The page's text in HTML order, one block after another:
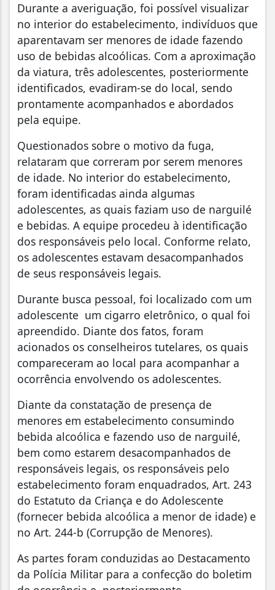
Durante a averiguação, foi possível visualizar
no interior do estabelecimento, indivíduos que
aparentavam ser menores de idade fazendo
uso de bebidas alcoólicas. Com a aproximação
da viatura, três adolescentes, posteriormente
identificados, evadiram-se do local, sendo
prontamente acompanhados e abordados
pela equipe.
Questionados sobre o motivo da fuga,
relataram que correram por serem menores
de idade. No interior do estabelecimento,
foram identificadas ainda algumas
adolescentes, as quais faziam uso de narguilé
e bebidas. A equipe procedeu à identificação
dos responsáveis pelo local. Conforme relato,
os adolescentes estavam desacompanhados
de seus responsáveis legais.
Durante busca pessoal, foi localizado com um
adolescente um cigarro eletrônico, o qual foi
apreendido. Diante dos fatos, foram
acionados os conselheiros tutelares, os quais
compareceram ao local para acompanhar a
ocorrência envolvendo os adolescentes.
Diante da constatação de presença de
menores em estabelecimento consumindo
bebida alcoólica e fazendo uso de narguilé,
bem como estarem desacompanhados de
responsáveis legais, os responsáveis pelo
estabelecimento foram enquadrados, Art. 243
do Estatuto da Criança e do Adolescente
(fornecer bebida alcoólica a menor de idade) e
no Art. 244-b (Corrupção de Menores).
As partes foram conduzidas ao Destacamento
da Polícia Militar para a confecção do boletim